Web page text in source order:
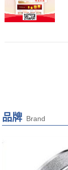
品牌 Brand